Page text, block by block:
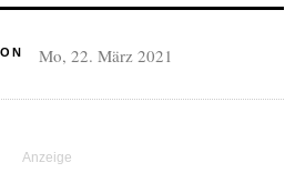
Mo, 22. März 2021